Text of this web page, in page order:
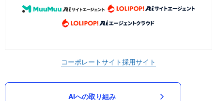
コーポレートサイト採用サイト
AIへの取り組み